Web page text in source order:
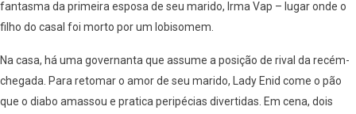
fantasma da primeira esposa de seu marido, Irma Vap – lugar onde o
filho do casal foi morto por um lobisomem.
Na casa, há uma governanta que assume a posição de rival da recém-
chegada. Para retomar o amor de seu marido, Lady Enid come o pão
que o diabo amassou e pratica peripécias divertidas. Em cena, dois